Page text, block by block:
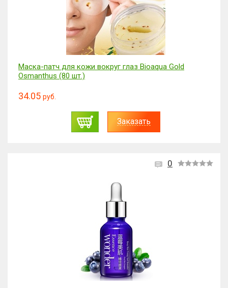
Маска-патч для кожи вокруг глаз Bioaqua Gold
Osmanthus (80 шт.)
34.05 руб.
Заказать
0